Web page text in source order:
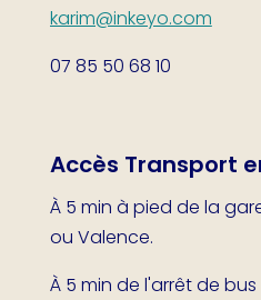
karim@inkeyo.com
07 85 50 68 10
Accès Transport
À 5 min à pied de la
ou Valence.
À 5 min de l'arrêt de